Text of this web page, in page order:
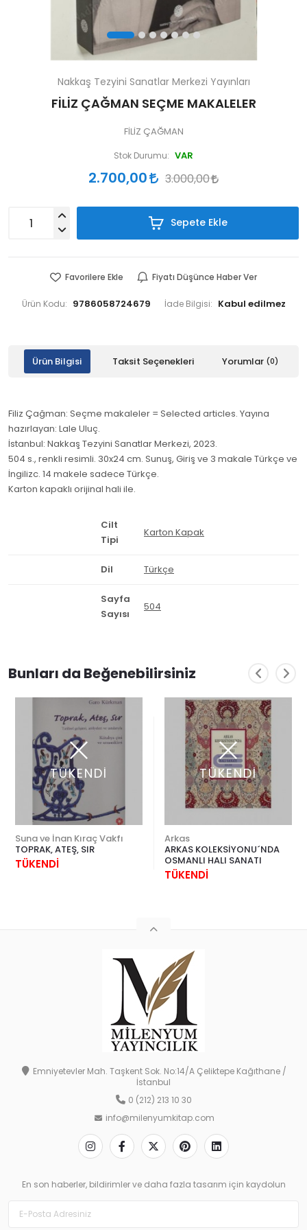
Nakkaş Tezyini Sanatlar Merkezi Yayınları
FİLİZ ÇAĞMAN SEÇME MAKALELER
FİLİZ ÇAĞMAN
Stok Durumu: VAR
2.700,00 3.000,00
Sepete Ekle
Favorilere Ekle Fiyatı Düşünce Haber Ver
Ürün Kodu: 9786058724679 İade Bilgisi:
Ürün Bilgisi Taksit Seçenekleri Yorumlar (0)
Filiz Çağman: Seçme makaleler = Selected articles. Yayına
hazırlayan: Lale Uluç.
İstanbul: Nakkaş Tezyini Sanatlar Merkezi, 2023.
504 s., renkli resimli. 30x24 cm. Sunuş, Giriş ve 3 makale Türkçe ve
İngilizc. 14 makele sadece Türkçe.
Karton kapaklı orijinal hali ile.
Cilt
Tipi
Karton Kapak
Dil Türkçe
Sayfa
Sayısı
504
Bunları da Beğenebilirsiniz
TÜKENDİ
Suna ve İnan Kıraç Vakfı
TOPRAK, ATEŞ, SIR
TÜKENDİ
TÜKENDİ
Arkas
ARKAS KOLEKSİYONU´NDA
OSMANLI HALI SANATI
TÜKENDİ
Emniyetevler Mah. Taşkent Sok. No:14/A Çeliktepe Kağıthane /
İstanbul
0 (212) 213 10 30
info@milenyumkitap.com
En son haberler, bildirimler ve daha fazla tasarım için kaydolun